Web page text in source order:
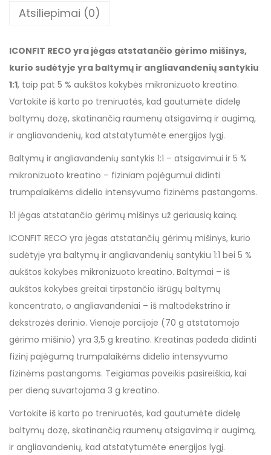
Atsiliepimai (0)
ICONFIT RECO yra jėgas atstatančio gėrimo mišinys,
kurio sudėtyje yra baltymų ir angliavandenių santykiu
1:1, taip pat 5 % aukštos kokybės mikronizuoto kreatino.
Vartokite iš karto po treniruotės, kad gautumėte didelę
baltymų dozę, skatinančią raumenų atsigavimą ir augimą,
ir angliavandenių, kad atstatytumėte energijos lygį.
Baltymų ir angliavandenių santykis 1:1 – atsigavimui ir 5 %
mikronizuoto kreatino – fiziniam pajėgumui didinti
trumpalaikėms didelio intensyvumo fizinėms pastangoms.
1:1 jėgas atstatančio gėrimų mišinys už geriausią kainą.
ICONFIT RECO yra jėgas atstatančių gėrimų mišinys, kurio
sudėtyje yra baltymų ir angliavandenių santykiu 1:1 bei 5 %
aukštos kokybės mikronizuoto kreatino. Baltymai – iš
aukštos kokybės greitai tirpstančio išrūgų baltymų
koncentrato, o angliavandeniai – iš maltodekstrino ir
dekstrozės derinio. Vienoje porcijoje (70 g atstatomojo
gėrimo mišinio) yra 3,5 g kreatino. Kreatinas padeda didinti
fizinį pajėgumą trumpalaikėms didelio intensyvumo
fizinėms pastangoms. Teigiamas poveikis pasireiškia, kai
per dieną suvartojama 3 g kreatino.
Vartokite iš karto po treniruotės, kad gautumėte didelę
baltymų dozę, skatinančią raumenų atsigavimą ir augimą,
ir angliavandenių, kad atstatytumėte energijos lygį.